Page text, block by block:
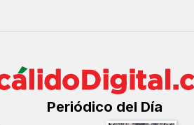
Periódico del Día